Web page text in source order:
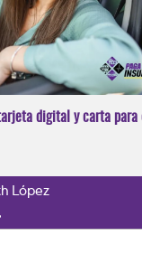
digital y carta para
López